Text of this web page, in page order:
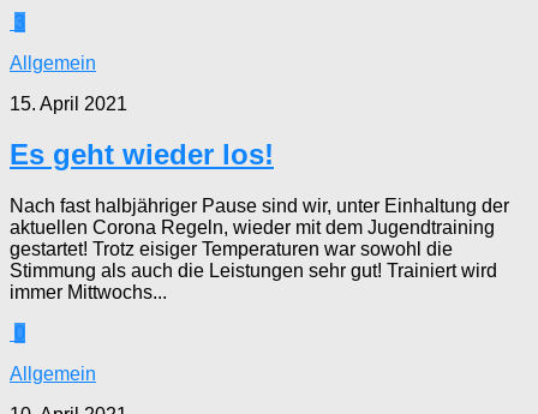
3
Allgemein
15. April 2021
Es geht wieder los!
Nach fast halbjähriger Pause sind wir, unter Einhaltung der
aktuellen Corona Regeln, wieder mit dem Jugendtraining
gestartet! Trotz eisiger Temperaturen war sowohl die
Stimmung als auch die Leistungen sehr gut! Trainiert wird
immer Mittwochs...
0
Allgemein